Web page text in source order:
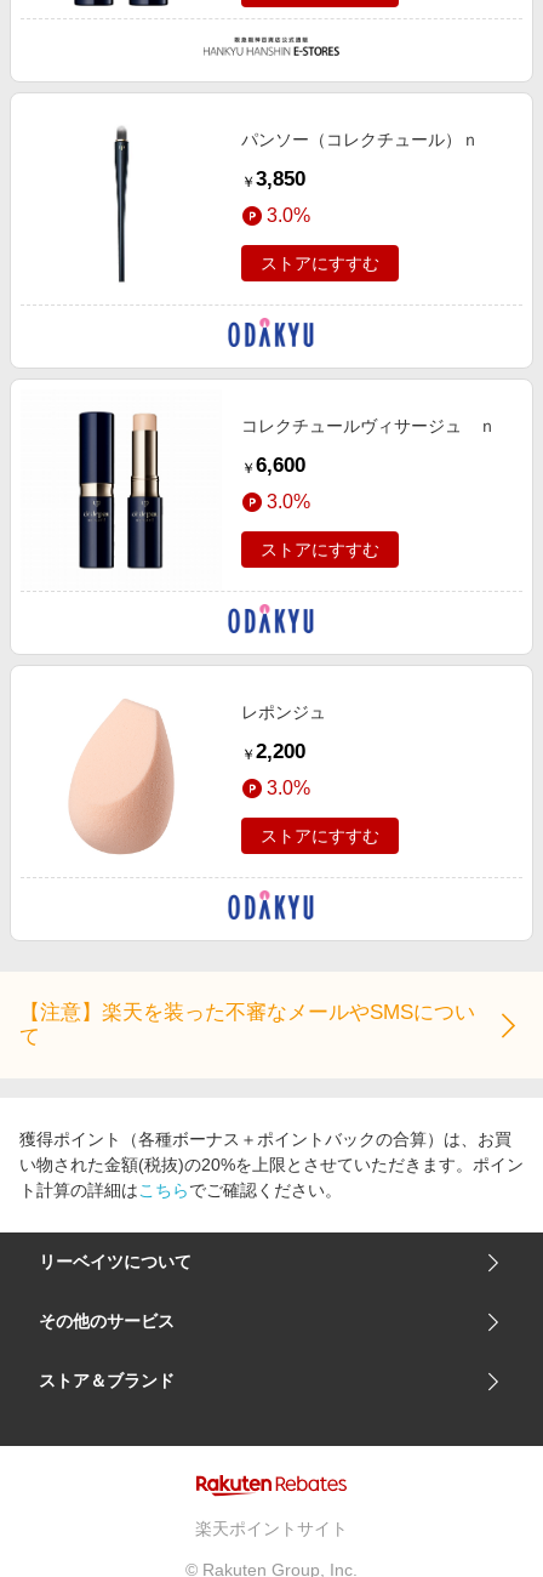
パンソー（コレクチュール）ｎ
￥ 3,850
3.0%
ストアにすすむ
コレクチュールヴィサージュ ｎ
￥ 6,600
3.0%
ストアにすすむ
レポンジュ
￥ 2,200
3.0%
ストアにすすむ
【注意】楽天を装った不審なメールやSMSについ
て
獲得ポイント（各種ボーナス＋ポイントバックの合算）は、お買
い物された金額(税抜)の20%を上限とさせていただきます。ポイン
ト計算の詳細はこちらでご確認ください。
リーベイツについて
会社概要
サイトマップ
リーベイツ ポイントアシスト
その他のサービス
楽天市場
ストア＆ブランド
楽天ポイントサイト
© Rakuten Group, Inc.